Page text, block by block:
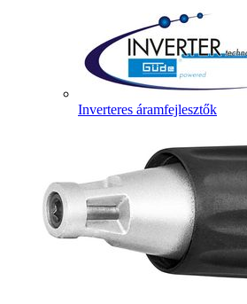
Inverteres áramfejlesztők